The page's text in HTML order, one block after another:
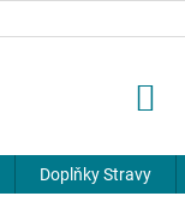
Doplňky Stravy